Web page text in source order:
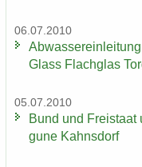
06.07.2010
Glass Flach­glas
05.07.2010
Bund und
gu­ne Kahns­dorf